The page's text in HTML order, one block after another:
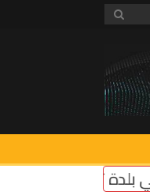
الكائن في محلة